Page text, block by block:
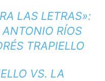
LAS LETRAS»:
RÍOS
TRAPIELLO
VS. LA